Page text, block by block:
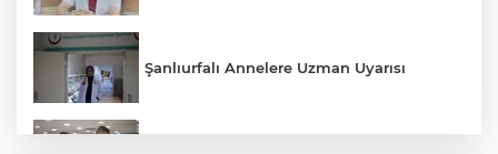
Şanlıurfalı Annelere Uzman Uyarısı